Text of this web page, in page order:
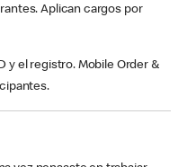
Aplican cargos por
y el registro. Mobile Order &